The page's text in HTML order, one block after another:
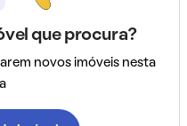
que procura?
novos imóveis nesta